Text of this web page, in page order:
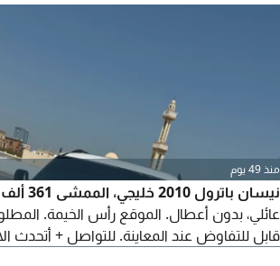
منذ 49 يوم
نيسان
قابل للتفاوض عند المعاينة. للتواصل + أتحدث